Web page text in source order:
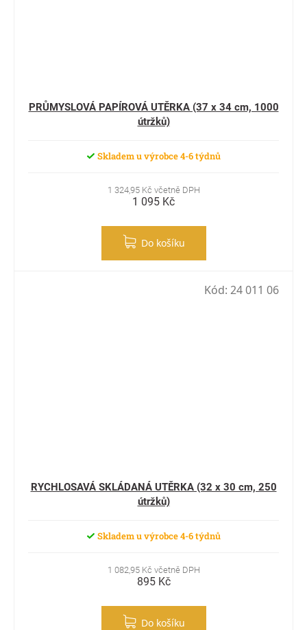
PRŮMYSLOVÁ PAPÍROVÁ UTĚRKA (37 x 34 cm, 1000
útržků)
Skladem u výrobce 4-6 týdnů
1 324,95 Kč včetně DPH
1 095 Kč
Do košíku
RYCHLOSAVÁ SKLÁDANÁ UTĚRKA (32 x 30 cm, 250
útržků)
Skladem u výrobce 4-6 týdnů
1 082,95 Kč včetně DPH
895 Kč
Do košíku
Kód: 24 011 06